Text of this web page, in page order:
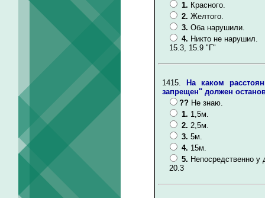
1. Красного.
2. Желтого.
3. Оба нарушили.
4. Никто не нарушил.
15.3, 15.9 "Г"
1415.
На каком
запрещен" должен
?? Не знаю.
1. 1,5м.
2. 2,5м.
3. 5м.
4. 15м.
5. Непосредственно у
20.3